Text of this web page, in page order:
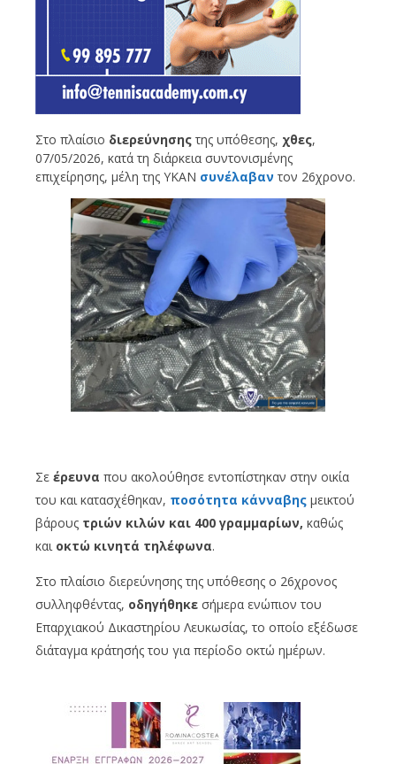
Στο πλαίσιο διερεύνησης της υπόθεσης, χθες,
07/05/2026, κατά τη διάρκεια συντονισμένης
επιχείρησης, μέλη της ΥΚΑΝ συνέλαβαν τον 26χρονο.
Σε έρευνα που ακολούθησε εντοπίστηκαν στην οικία
του και κατασχέθηκαν, ποσότητα κάνναβης μεικτού
βάρους τριών κιλών και 400 γραμμαρίων, καθώς
και οκτώ κινητά τηλέφωνα.
Στο πλαίσιο διερεύνησης της υπόθεσης ο 26χρονος
συλληφθέντας, οδηγήθηκε σήμερα ενώπιον του
Επαρχιακού Δικαστηρίου Λευκωσίας, το οποίο εξέδωσε
διάταγμα κράτησής του για περίοδο οκτώ ημέρων.